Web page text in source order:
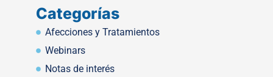
Categorías
Afecciones y Tratamientos
Webinars
Notas de interés